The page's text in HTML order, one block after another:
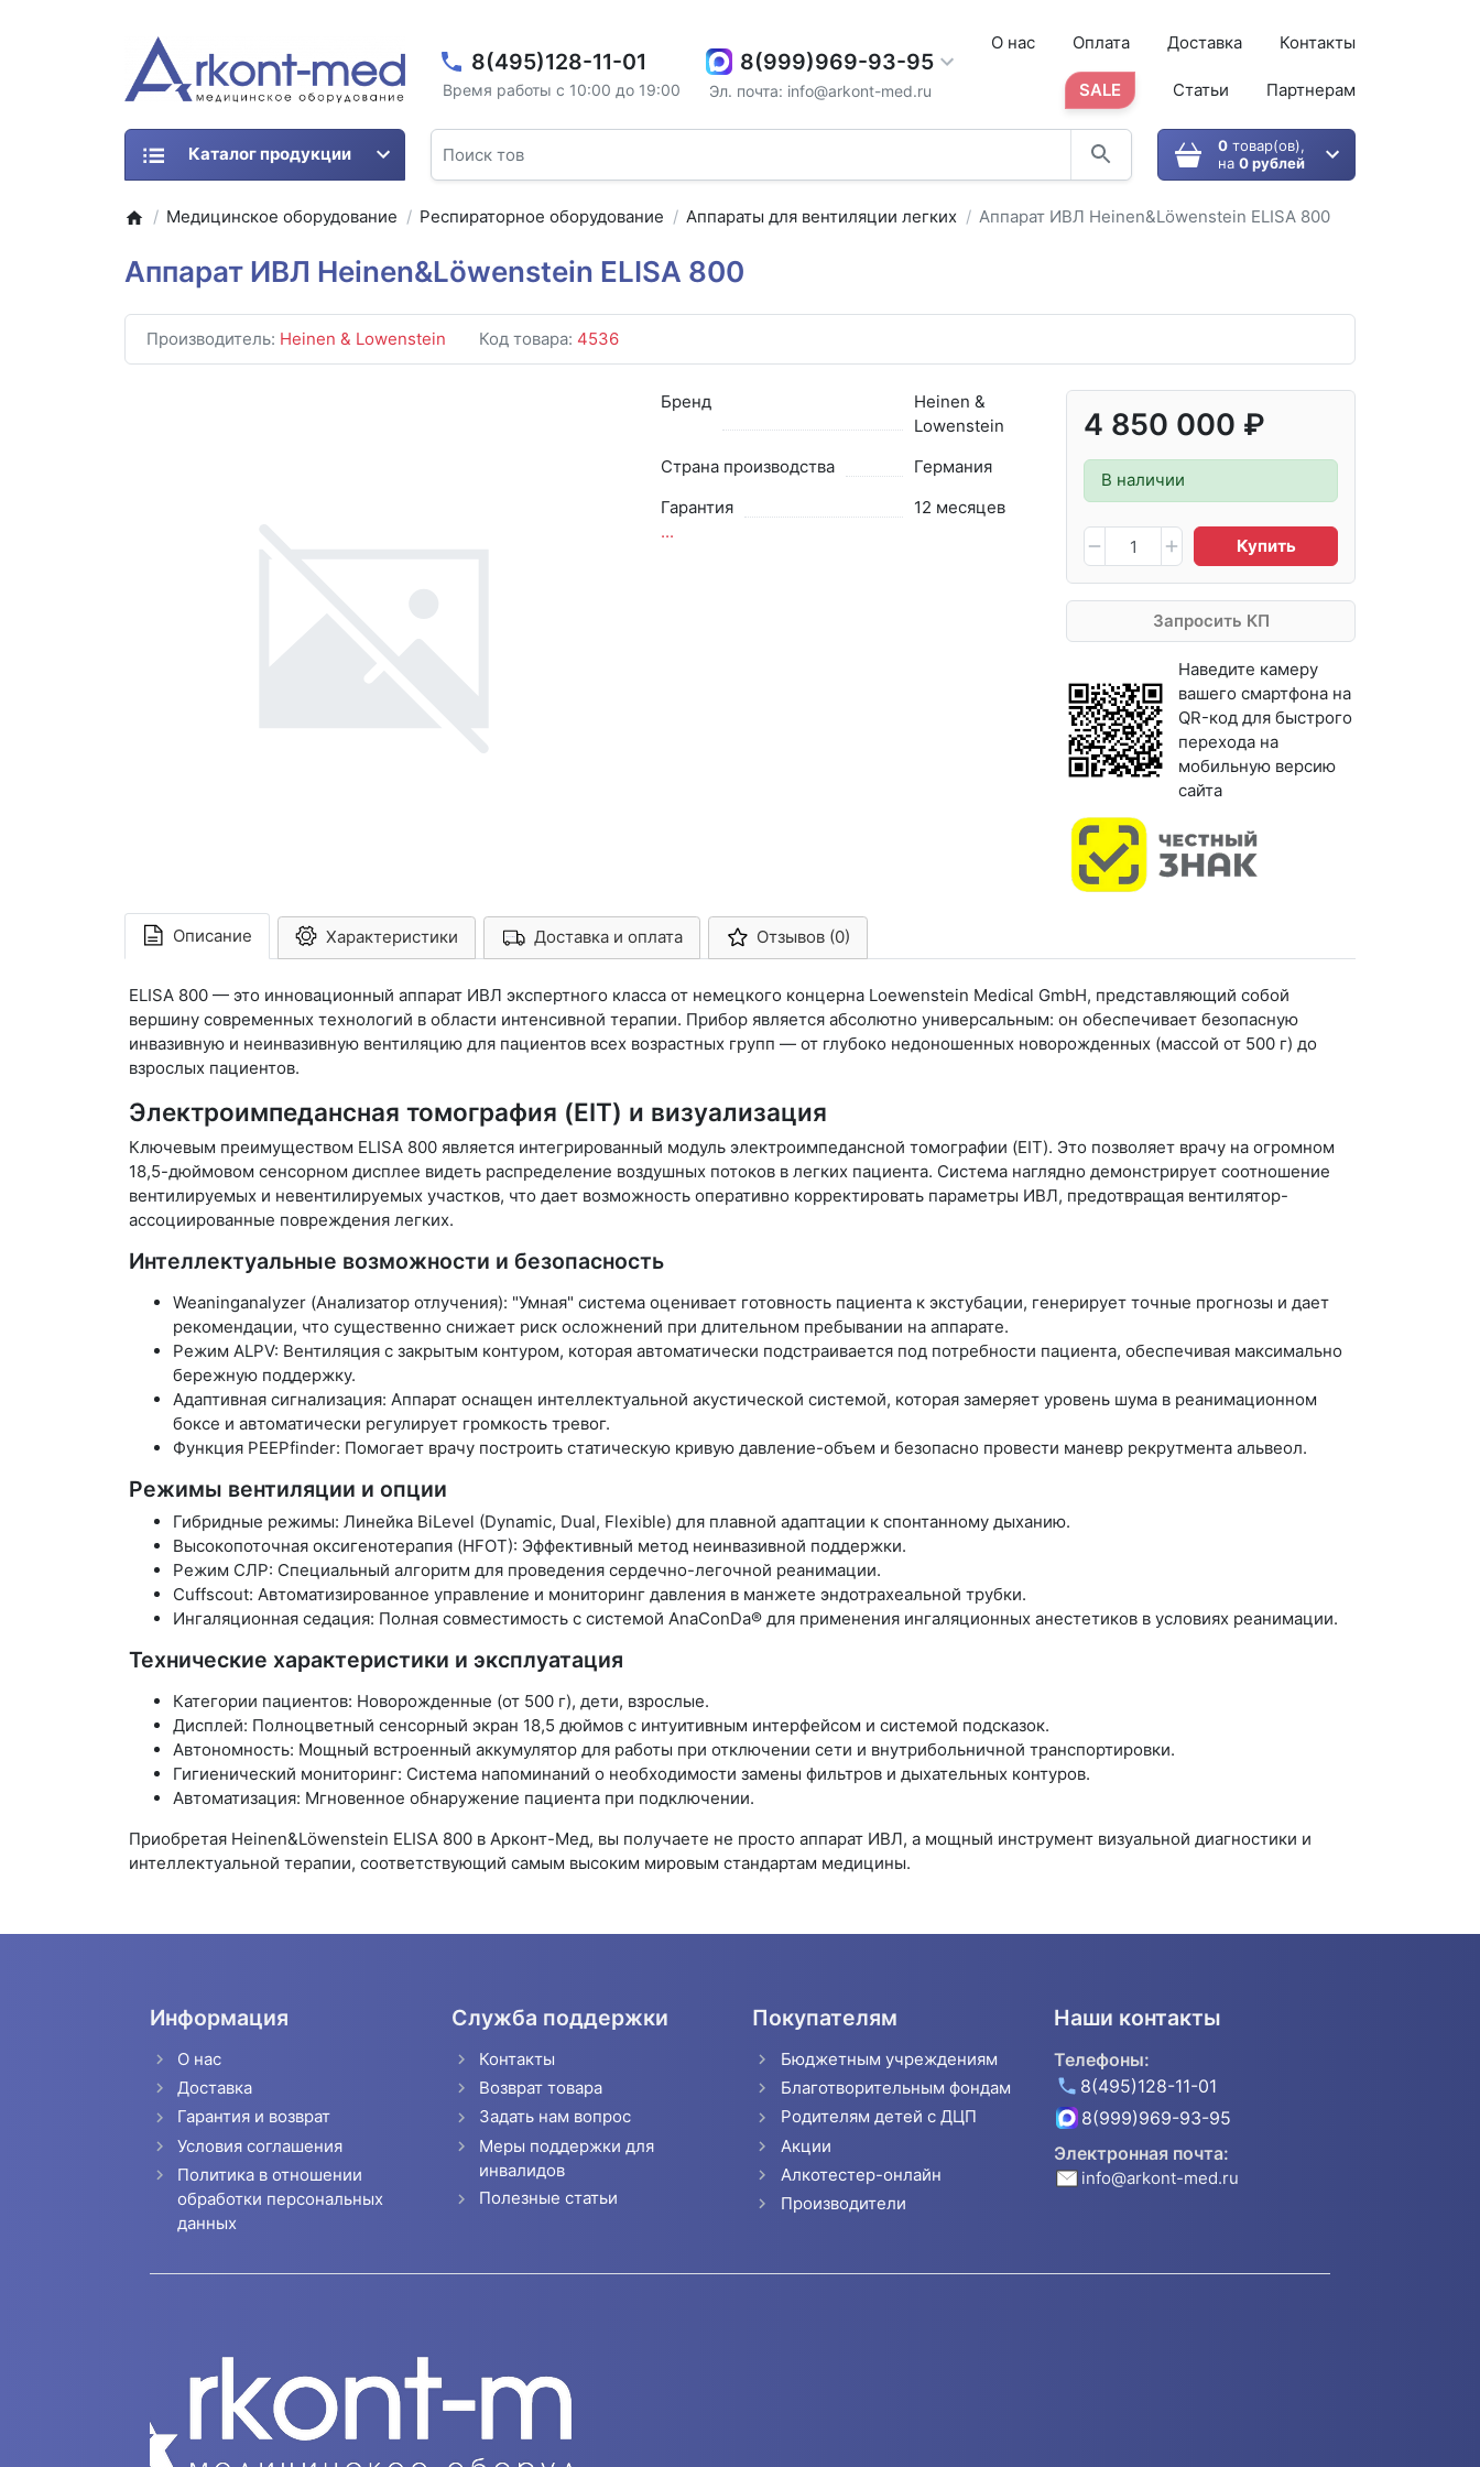
8(495)128-11-01
Время работы с 10:00 до 19:00
8(999)969-93-95
Эл. почта: info@arkont-med.ru
О нас Оплата Доставка Контакты
SALE Статьи Партнерам
0товар(ов),
на 0 рублей
Каталог продукции
Медицинское оборудование Респираторное оборудование Аппараты для вентиляции легких Аппарат ИВЛ Heinen&Löwenstein ELISA 800
Аппарат ИВЛ Heinen&Löwenstein ELISA 800
Производитель: Heinen & Lowenstein Код товара: 4536
4 850 000 ₽
В наличии
Купить
Запросить КП
Наведите камеру
вашего смартфона на
QR-код для быстрого
перехода на
мобильную версию
сайта
Бренд
Heinen &
Lowenstein
Страна производства
Германия
Гарантия
12 месяцев
...
Описание Характеристики Арконт-Мед Доставка и оплата Отзывов (0)
ELISA 800 — это инновационный аппарат ИВЛ экспертного класса от немецкого концерна Loewenstein Medical GmbH, представляющий собой
вершину современных технологий в области интенсивной терапии. Прибор является абсолютно универсальным: он обеспечивает безопасную
инвазивную и неинвазивную вентиляцию для пациентов всех возрастных групп — от глубоко недоношенных новорожденных (массой от 500 г) до
взрослых пациентов.
Электроимпедансная томография (EIT) и визуализация
Ключевым преимуществом ELISA 800 является интегрированный модуль электроимпедансной томографии (EIT). Это позволяет врачу на огромном
18,5-дюймовом сенсорном дисплее видеть распределение воздушных потоков в легких пациента. Система наглядно демонстрирует соотношение
вентилируемых и невентилируемых участков, что дает возможность оперативно корректировать параметры ИВЛ, предотвращая вентилятор-
ассоциированные повреждения легких.
Интеллектуальные возможности и безопасность
Weaninganalyzer (Анализатор отлучения): "Умная" система оценивает готовность пациента к экстубации, генерирует точные прогнозы и дает
рекомендации, что существенно снижает риск осложнений при длительном пребывании на аппарате.
Режим ALPV: Вентиляция с закрытым контуром, которая автоматически подстраивается под потребности пациента, обеспечивая максимально
бережную поддержку.
Адаптивная сигнализация: Аппарат оснащен интеллектуальной акустической системой, которая замеряет уровень шума в реанимационном
боксе и автоматически регулирует громкость тревог.
Функция PEEPfinder: Помогает врачу построить статическую кривую давление-объем и безопасно провести маневр рекрутмента альвеол.
Режимы вентиляции и опции
Гибридные режимы: Линейка BiLevel (Dynamic, Dual, Flexible) для плавной адаптации к спонтанному дыханию.
Высокопоточная оксигенотерапия (HFOT): Эффективный метод неинвазивной поддержки.
Режим СЛР: Специальный алгоритм для проведения сердечно-легочной реанимации.
Cuffscout: Автоматизированное управление и мониторинг давления в манжете эндотрахеальной трубки.
Ингаляционная седация: Полная совместимость с системой AnaConDa® для применения ингаляционных анестетиков в условиях реанимации.
Технические характеристики и эксплуатация
Категории пациентов: Новорожденные (от 500 г), дети, взрослые.
Дисплей: Полноцветный сенсорный экран 18,5 дюймов с интуитивным интерфейсом и системой подсказок.
Автономность: Мощный встроенный аккумулятор для работы при отключении сети и внутрибольничной транспортировки.
Гигиенический мониторинг: Система напоминаний о необходимости замены фильтров и дыхательных контуров.
Автоматизация: Мгновенное обнаружение пациента при подключении.
Приобретая Heinen&Löwenstein ELISA 800 в Арконт-Мед, вы получаете не просто аппарат ИВЛ, а мощный инструмент визуальной диагностики и
интеллектуальной терапии, соответствующий самым высоким мировым стандартам медицины.
Информация
О нас
Доставка
Гарантия и возврат
Условия соглашения
Политика в отношении
обработки персональных
данных
Служба поддержки
Контакты
Возврат товара
Задать нам вопрос
Меры поддержки для
инвалидов
Полезные статьи
Покупателям
Бюджетным учреждениям
Благотворительным фондам
Родителям детей с ДЦП
Акции
Алкотестер-онлайн
Производители
Наши контакты
Телефоны:
8(495)128-11-01
8(999)969-93-95
Электронная почта:
info@arkont-med.ru